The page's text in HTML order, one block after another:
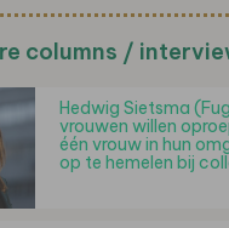
columns /
Hedwig Sietsma
vrouwen willen
één vrouw in hun
op te hemelen bij